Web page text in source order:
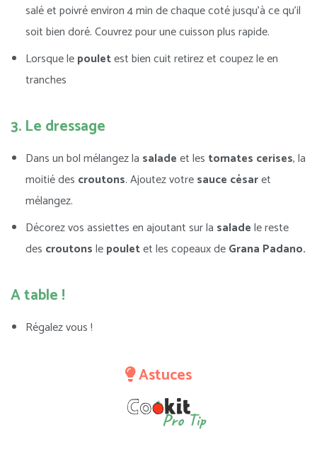
salé et poivré environ 4 min de chaque coté jusqu’à ce qu’il
soit bien doré. Couvrez pour une cuisson plus rapide.
Lorsque lepouletest bien cuit retirez et coupez le en
tranches
3. Le dressage
Dans un bol mélangez la saladeet les tomates cerises, la
moitié des croutons. Ajoutez votresauce césaret
mélangez.
Décorez vos assiettes en ajoutant sur la saladele reste
des croutonslepouletet les copeaux deGrana Padano.
A table !
Régalez vous !
Astuces
Pro Tip